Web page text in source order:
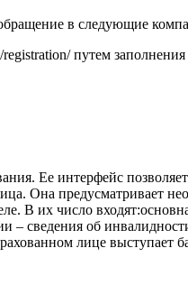
в следующие
registration/ путем
Ее интерфейс
Она предусматривает
В их число
сведения об
лице выступает